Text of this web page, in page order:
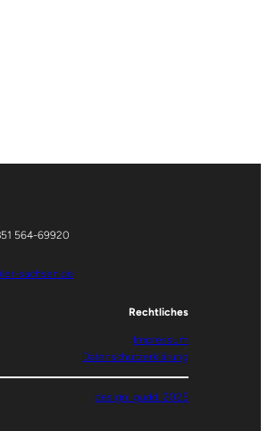
564-69920
sachsen.de
Rechtliches
Impressum
Datenschutzerklärung
design: gudd. 2025